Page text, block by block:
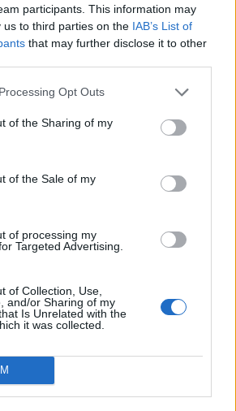
participants. This information may
us to third parties on the IAB’s List of
that may further disclose it to other
Opt Outs
of the Sharing of my
of the Sale of my
of processing my
Targeted Advertising.
of Collection, Use,
and/or Sharing of my
Is Unrelated with the
it was collected.
A
O
O
S
S O
MÁS
niveles: